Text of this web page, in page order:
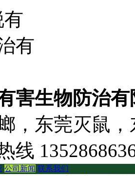
害生物防治
，东莞灭鼠
线
公司新闻 联系我们